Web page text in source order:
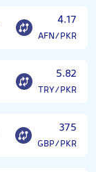
4.17
AFN/PKR
5.82
TRY/PKR
375
GBP/PKR